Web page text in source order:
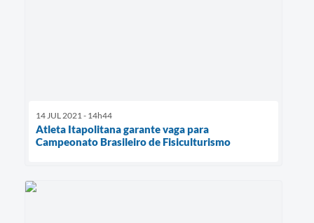
14 JUL 2021 - 14h44
Atleta Itapolitana garante vaga para
Campeonato Brasileiro de Fisiculturismo